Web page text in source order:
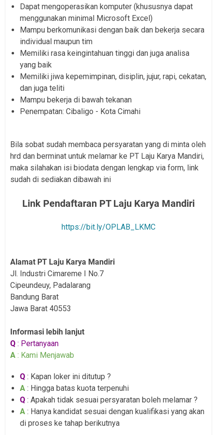
Dapat mengoperasikan komputer (khususnya dapat
menggunakan minimal Microsoft Excel)
Mampu berkomunikasi dengan baik dan bekerja secara
individual maupun tim
Memiliki rasa keingintahuan tinggi dan juga analisa
yang baik
Memiliki jiwa kepemimpinan, disiplin, jujur, rapi, cekatan,
dan juga teliti
Mampu bekerja di bawah tekanan
Penempatan: Cibaligo - Kota Cimahi
Bila sobat sudah membaca persyaratan yang di minta oleh
hrd dan berminat untuk melamar ke PT Laju Karya Mandiri,
maka silahakan isi biodata dengan lengkap via form, link
sudah di sediakan dibawah ini
Link Pendaftaran PT Laju Karya Mandiri
https://bit.ly/OPLAB_LKMC
Alamat PT Laju Karya Mandiri
Jl. Industri Cimareme I No.7
Cipeundeuy, Padalarang
Bandung Barat
Jawa Barat 40553
Informasi lebih lanjut
Q : Pertanyaan
A : Kami Menjawab
Q : Kapan loker ini ditutup ?
A : Hingga batas kuota terpenuhi
Q : Apakah tidak sesuai persyaratan boleh melamar ?
A : Hanya kandidat sesuai dengan kualifikasi yang akan
di proses ke tahap berikutnya